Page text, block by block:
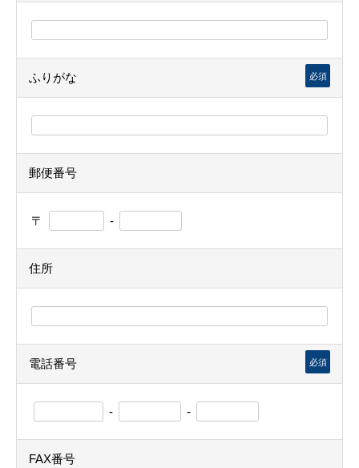
ふりがな 必須
郵便番号
〒 -
住所
電話番号 必須
- -
FAX番号